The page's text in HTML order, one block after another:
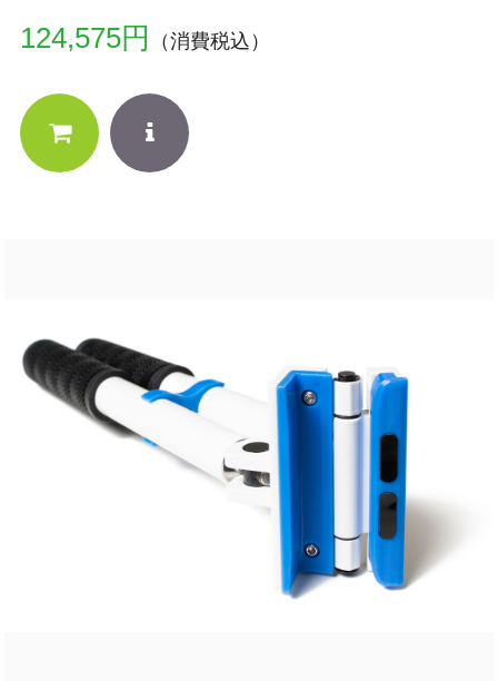
124,575円 （消費税込）